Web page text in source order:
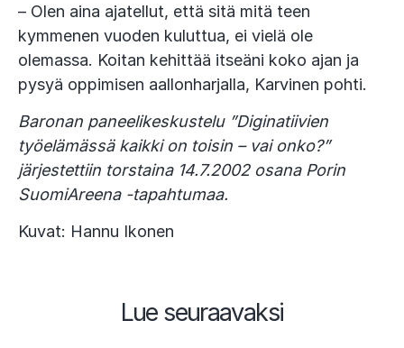
– Olen aina ajatellut, että sitä mitä teen
kymmenen vuoden kuluttua, ei vielä ole
olemassa. Koitan kehittää itseäni koko ajan ja
pysyä oppimisen aallonharjalla, Karvinen pohti.
Baronan paneelikeskustelu ”Diginatiivien
työelämässä kaikki on toisin – vai onko?”
järjestettiin torstaina 14.7.2002 osana Porin
SuomiAreena -tapahtumaa.
Kuvat: Hannu Ikonen
Lue seuraavaksi